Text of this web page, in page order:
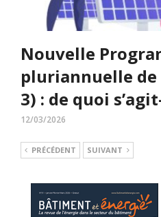
Nouvelle
pluriannuelle de
3) : de quoi
12/03/2026
PRÉCÉDENT SUIVANT